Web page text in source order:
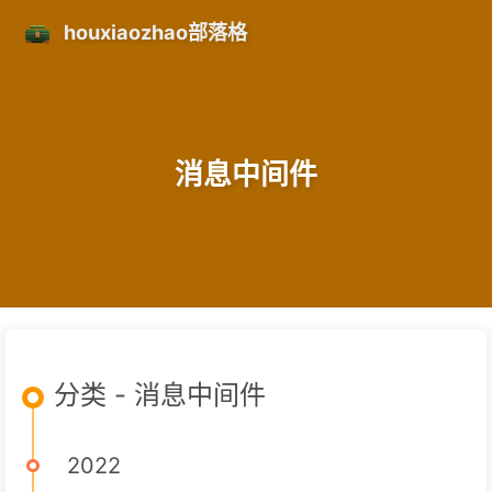
houxiaozhao部落格
消息中间件
分类 - 消息中间件
2022